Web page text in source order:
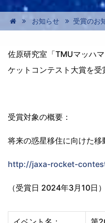
お知らせ 受賞のお
佐原研究室「TMUマッハ
ケットコンテスト大賞を受
受賞対象の概要：
将来の惑星移住に向けた
http://jaxa-rocket-
（受賞日 2024年3月10日）